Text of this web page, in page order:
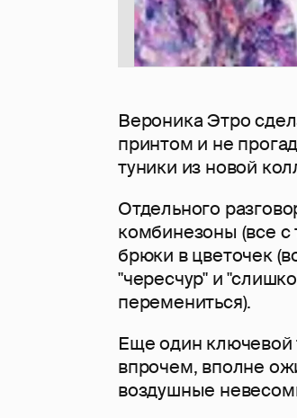
Вероника Этро
принтом и не
туники из новой
Отдельного
комбинезоны (все
брюки в цветочек
"чересчур" и
перемениться).
Еще один ключевой
впрочем, вполне
воздушные